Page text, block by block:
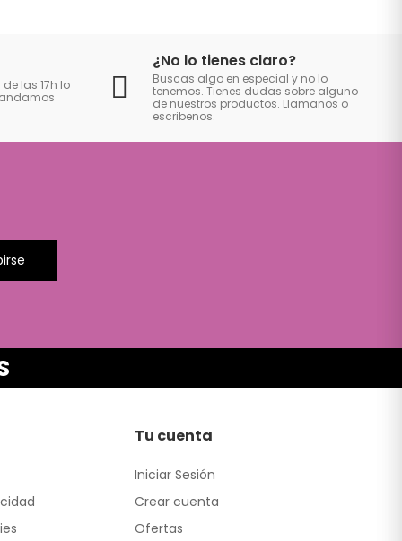
las 17h lo
¿No lo tienes claro?
Buscas algo en especial y no lo
tenemos. Tienes dudas sobre alguno
de nuestros productos. Llamanos o
escribenos.
Tu cuenta
Iniciar Sesión
Crear cuenta
Ofertas